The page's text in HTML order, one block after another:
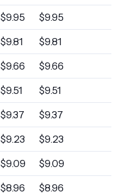
$9.95 $9.95
$9.81 $9.81
$9.66 $9.66
$9.51 $9.51
$9.37 $9.37
$9.23 $9.23
$9.09 $9.09
$8.96 $8.96